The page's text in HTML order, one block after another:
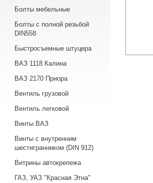
Болты мебельные
Болты с полной резьбой
DIN558
Быстросъемные штуцера
ВАЗ 1118 Калина
ВАЗ 2170 Приора
Вентиль грузовой
Вентиль легковой
Винты ВАЗ
Винты с внутренним
шестигранником (DIN 912)
Витрины автокрепежа
ГАЗ, УАЗ "Красная Этна"